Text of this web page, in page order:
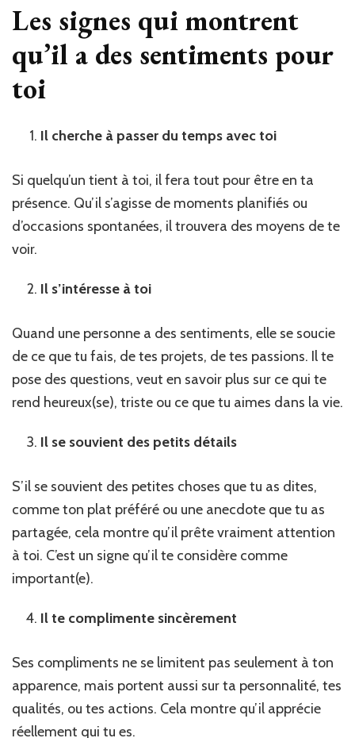
Les signes qui montrent
qu’il a des sentiments pour
toi
Il cherche à passer du temps avec toi
Si quelqu’un tient à toi, il fera tout pour être en ta
présence. Qu’il s’agisse de moments planifiés ou
d’occasions spontanées, il trouvera des moyens de te
voir.
Il s’intéresse à toi
Quand une personne a des sentiments, elle se soucie
de ce que tu fais, de tes projets, de tes passions. Il te
pose des questions, veut en savoir plus sur ce qui te
rend heureux(se), triste ou ce que tu aimes dans la vie.
Il se souvient des petits détails
S’il se souvient des petites choses que tu as dites,
comme ton plat préféré ou une anecdote que tu as
partagée, cela montre qu’il prête vraiment attention
à toi. C’est un signe qu’il te considère comme
important(e).
Il te complimente sincèrement
Ses compliments ne se limitent pas seulement à ton
apparence, mais portent aussi sur ta personnalité, tes
qualités, ou tes actions. Cela montre qu’il apprécie
réellement qui tu es.